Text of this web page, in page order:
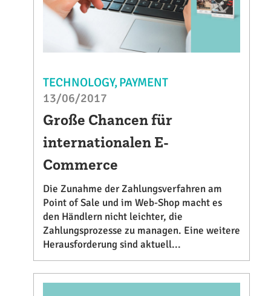
TECHNOLOGY PAYMENT
13/06/2017
Große Chancen für
internationalen E-
Commerce
Die Zunahme der Zahlungsverfahren am
Point of Sale und im Web-Shop macht es
den Händlern nicht leichter, die
Zahlungsprozesse zu managen. Eine weitere
Herausforderung sind aktuell...